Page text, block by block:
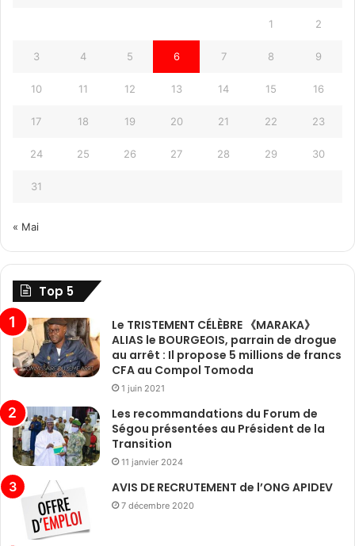
1 2
3 4 5 6 7 8 9
10 11 12 13 14 15 16
17 18 19 20 21 22 23
24 25 26 27 28 29 30
31
« Mai
Top 5
Le TRISTEMENT CÉLÈBRE 《MARAKA》
ALIAS le BOURGEOIS, parrain de drogue
au arrêt : Il propose 5 millions de francs
CFA au Compol Tomoda
1 juin 2021
Les recommandations du Forum de
Ségou présentées au Président de la
Transition
11 janvier 2024
AVIS DE RECRUTEMENT de l’ONG APIDEV
7 décembre 2020